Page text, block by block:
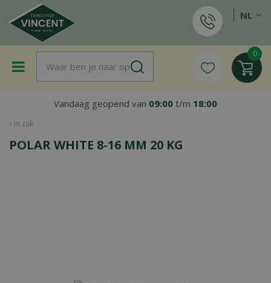
a
in zak
Vandaag geopend van 09:00 t/m 18:00
NL
POLAR WHITE 8-16 MM 20 KG